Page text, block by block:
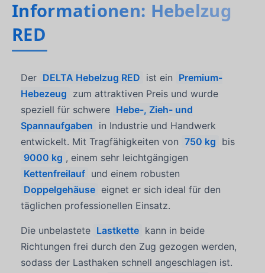
Informationen: Hebelzug
RED
Der DELTA Hebelzug RED ist ein Premium-
Hebezeug zum attraktiven Preis und wurde
speziell für schwere Hebe-, Zieh- und
Spannaufgaben in Industrie und Handwerk
entwickelt. Mit Tragfähigkeiten von 750 kg bis
9000 kg , einem sehr leichtgängigen
Kettenfreilauf und einem robusten
Doppelgehäuse eignet er sich ideal für den
täglichen professionellen Einsatz.
Die unbelastete Lastkette kann in beide
Richtungen frei durch den Zug gezogen werden,
sodass der Lasthaken schnell angeschlagen ist.